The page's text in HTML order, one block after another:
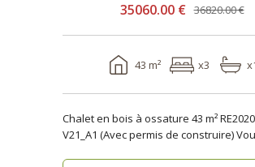
35060.00 € 36820.00 €
43 m² x3
Chalet en bois à ossature 43 m² RE2020
V21_A1